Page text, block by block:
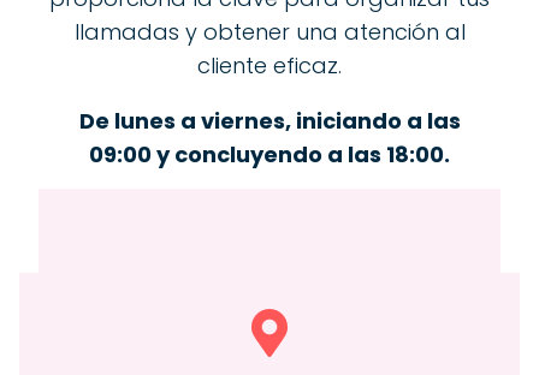
llamadas y obtener una atención al
cliente eficaz.
De lunes a viernes, iniciando a las
09:00 y concluyendo a las 18:00.